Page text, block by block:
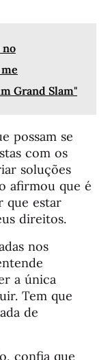
no
Grand Slam"
possam se
com os
soluções
afirmou que é
que estar
direitos.
nos
a única
Tem que
de
confia que